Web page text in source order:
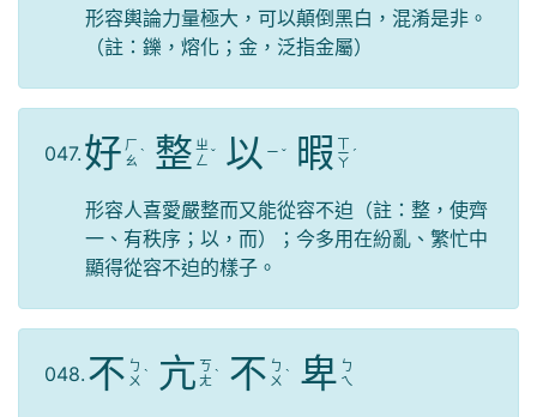
形容輿論力量極大，可以顛倒黑白，混淆是非。
（註：鑠，熔化；金，泛指金屬）
047. 好 ㄏ
ㄠ ˋ 整 ㄓ
ㄥ ˇ 以 ㄧ ˇ 暇 ㄒ
ㄧ
ㄚ
ˊ
形容人喜愛嚴整而又能從容不迫（註：整，使齊
一、有秩序；以，而）；今多用在紛亂、繁忙中
顯得從容不迫的樣子。
048. 不 ㄅ
ㄨ ˋ 亢 ㄎ
ㄤ ˋ 不 ㄅ
ㄨ ˋ 卑 ㄅ
ㄟ